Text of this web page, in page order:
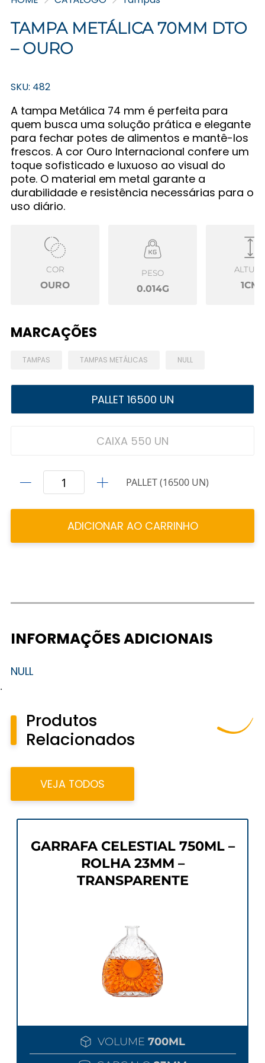
TAMPA METÁLICA 70MM DTO
– OURO
SKU: 482
A tampa Metálica 74 mm é perfeita para
quem busca uma solução prática e elegante
para fechar potes de alimentos e mantê-los
frescos. A cor Ouro Internacional confere um
toque sofisticado e luxuoso ao visual do
pote. O material em metal garante a
durabilidade e resistência necessárias para o
uso diário.
COR
OURO
PESO
0.014G 1CM
MARCAÇÕES
TAMPAS TAMPAS METÁLICAS NULL
PALLET 16500 UN
CAIXA 550 UN
PALLET (16500 UN)
ADICIONAR AO CARRINHO
INFORMAÇÕES ADICIONAIS
NULL
.
Produtos
Relacionados
VEJA TODOS
GARRAFA CELESTIAL 750ML –
ROLHA 23MM –
TRANSPARENTE
VOLUME 700ML